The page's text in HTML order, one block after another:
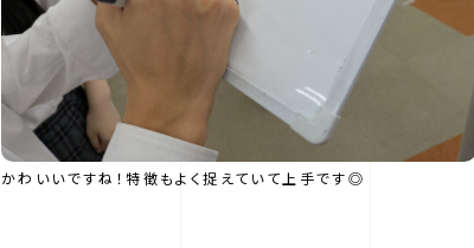
かわいいですね！特徴もよく捉えていて上手です◎